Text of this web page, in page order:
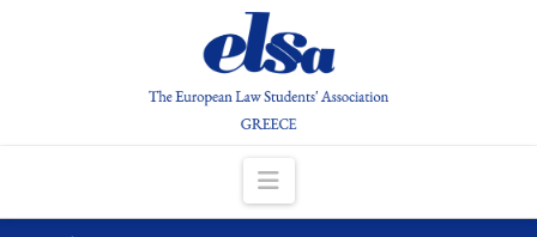
Navigation